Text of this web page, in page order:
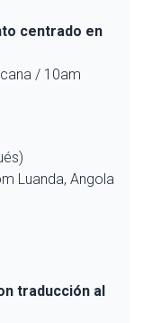
centrado en
/ 10am
Luanda, Angola
traducción al